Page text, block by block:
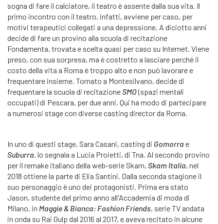
sogna di fare il calciatore, il teatro è assente dalla sua vita. Il
primo incontro con il teatro, infatti, avviene per caso, per
motivi terapeutici collegati a una depressione. A diciotto anni
decide di fare un provino alla scuola di recitazione
Fondamenta, trovata e scelta quasi per caso su Internet. Viene
preso, con sua sorpresa, ma è costretto a lasciare perché il
costo della vita a Roma è troppo alto e non può lavorare e
frequentare insieme. Tornato a Montesilvano, decide di
frequentare la scuola di recitazioneSMO(spazi mentali
occupati) di Pescara, per due anni. Qui ha modo di partecipare
a numerosi stage con diverse casting director da Roma.
In uno di questi stage, Sara Casani, casting di Gomorra e
Suburra, lo segnala a Lucia Proietti, di Tna. Al secondo provino
per il remake italiano della web-serie Skam, Skam Italia, nel
2018 ottiene la parte di Elia Santini. Dalla seconda stagione il
suo personaggio è uno dei protagonisti. Prima era stato
Jason, studente del primo anno all'Accademia di moda di
Milano, in Maggie & Bianca: Fashion Friends, serie TV andata
in onda su Rai Gulp dal 2016 al 2017, e aveva recitato in alcune